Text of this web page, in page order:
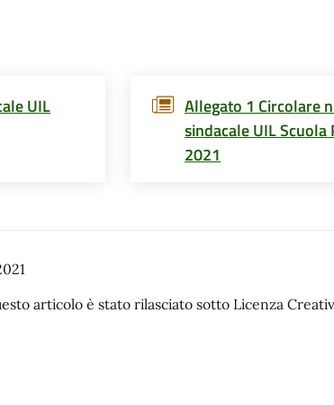
UIL
Allegato 1 Circolare
sindacale UIL
2021
articolo è stato rilasciato sotto Licenza